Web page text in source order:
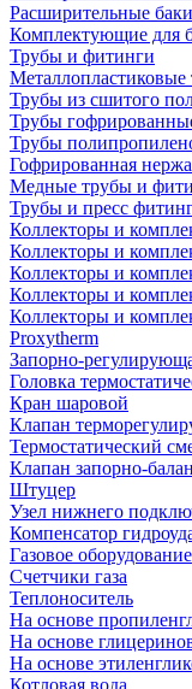
Расширительные
Комплектующие для
Трубы и фитинги
Трубы из сшитого
Трубы
Трубы
Гофрированная
Медные трубы и
Трубы и пресс
Коллекторы и
Коллекторы и
Коллекторы и
Коллекторы и
Коллекторы и
Proxytherm
Запорно-
Головка
Кран шаровой
Клапан
Термостатический
Клапан запорно-
Штуцер
Узел нижнего
Компенсатор
Газовое оборудование
Счетчики газа
Теплоноситель
На основе
На основе
На основе
Котловая вода